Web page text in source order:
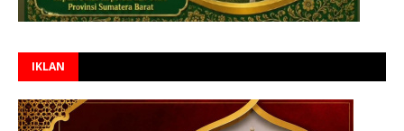
IKLAN